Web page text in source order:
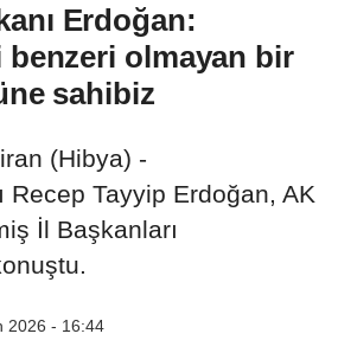
Erdoğan:
benzeri olmayan bir
sahibiz
(Hibya) -
Recep Tayyip Erdoğan, AK
İl Başkanları
2026 - 16:44